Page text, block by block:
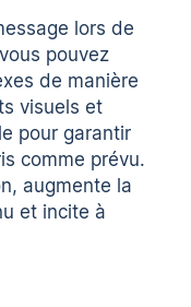
lors de
pouvez
de manière
visuels et
pour garantir
comme prévu.
augmente la
et incite à